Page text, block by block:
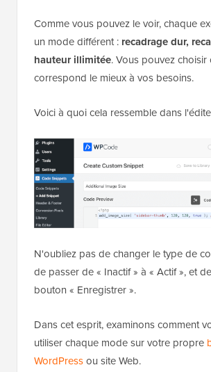
Hébergé avec ❤️ par
WPCode
Utilisation
WordPress
Dans l'exemple de hauteur illimitée,
Cela indique à WordPress de ne pas
de l'image, de sorte qu'elle puisse être
que nécessaire tout en conservant la
Comme vous pouvez le voir, chaque
un mode différent :
recadrage dur,
hauteur illimitée
correspond le mieux à vos besoins.
Voici à quoi cela ressemble dans